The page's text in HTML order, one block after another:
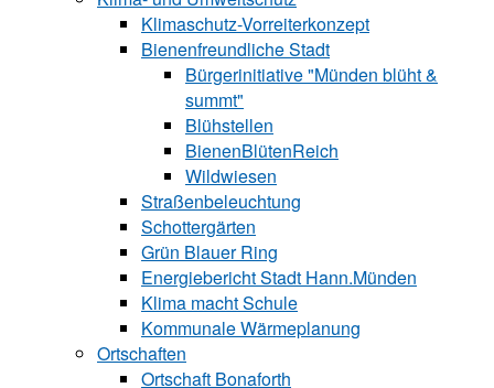
Klimaschutz-Vorreiterkonzept
Bienenfreundliche Stadt
Bürgerinitiative "Münden blüht &
summt"
Blühstellen
BienenBlütenReich
Wildwiesen
Straßenbeleuchtung
Schottergärten
Grün Blauer Ring
Energiebericht Stadt Hann.Münden
Klima macht Schule
Kommunale Wärmeplanung
Ortschaften
Ortschaft Bonaforth